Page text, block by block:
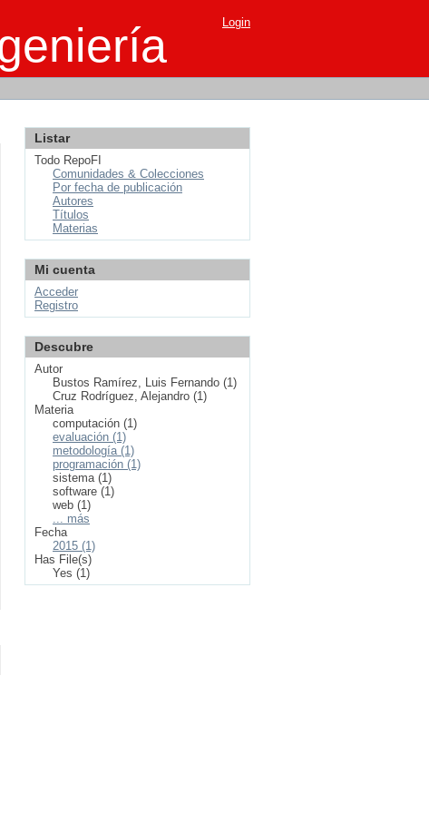
Login
Listar
Todo RepoFI
Comunidades & Colecciones
Por fecha de publicación
Autores
Títulos
Materias
Mi cuenta
Acceder
Registro
Descubre
Autor
Bustos Ramírez, Luis Fernando (1)
Cruz Rodríguez, Alejandro (1)
Materia
computación (1)
evaluación (1)
metodología (1)
programación (1)
sistema (1)
software (1)
web (1)
... más
Fecha
2015 (1)
Has File(s)
Yes (1)